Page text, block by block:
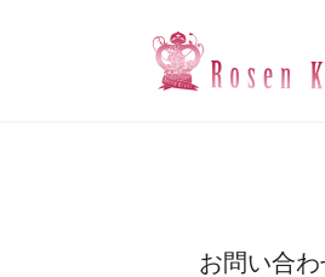
お問い合わ